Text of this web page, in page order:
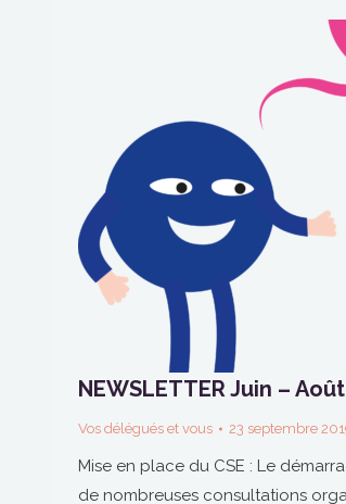
NEWSLETTER Juin –
Vos délégués et vous 23 septembre
Mise en place du CSE : Le
de nombreuses consultations